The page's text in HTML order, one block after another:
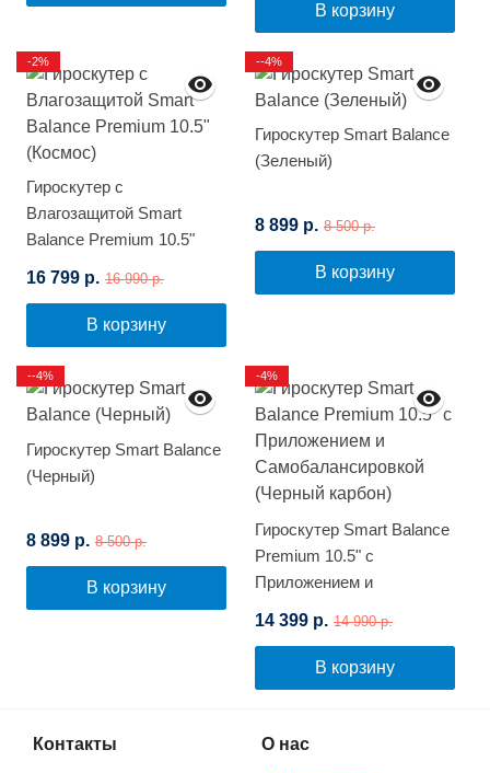
В корзину
Гироскутер с
Влагозащитой Smart
Balance Premium 10.5"
16 799 р. 16 990 р.
В корзину
-2%
Гироскутер Smart Balance
(Зеленый)
8 899 р. 8 500 р.
В корзину
--4%
Гироскутер Smart Balance
(Черный)
8 899 р. 8 500 р.
В корзину
--4%
Гироскутер Smart Balance
Premium 10.5" с
Приложением и
(Черный карбон)
14 399 р. 14 990 р.
В корзину
-4%
Контакты О нас